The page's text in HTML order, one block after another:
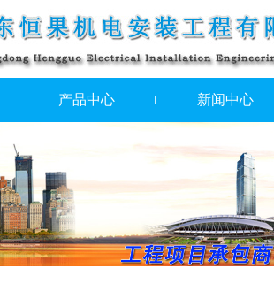
产品中心 新闻中心